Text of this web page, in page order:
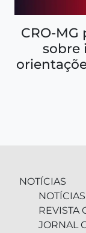
CRO-
sobre
NOTÍCIAS
NOTÍCIAS
REVISTA
JORNAL